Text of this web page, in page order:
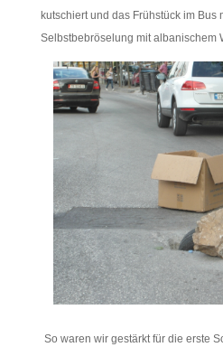
kutschiert und das Frühstück im Bus
Selbstbebröselung mit albanischem
So waren wir gestärkt für die erste